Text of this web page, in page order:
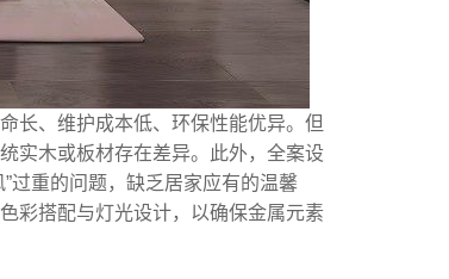
长、维护成本低、环保性能优异。但
实木或板材存在差异。此外，全案设
过重的问题，缺乏居家应有的温馨
彩搭配与灯光设计，以确保金属元素